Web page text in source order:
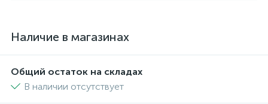
Наличие в магазинах
Общий остаток на складах
В наличии отсутствует